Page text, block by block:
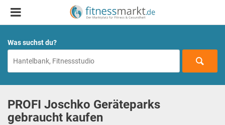
Was suchst du?
PROFI Joschko Geräteparks
gebraucht kaufen